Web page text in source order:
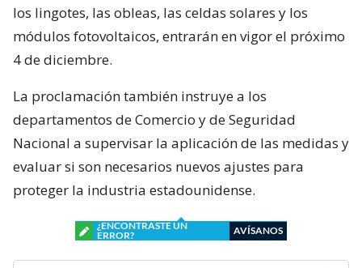
los lingotes, las obleas, las celdas solares y los
módulos fotovoltaicos, entrarán en vigor el próximo
4 de diciembre.
La proclamación también instruye a los
departamentos de Comercio y de Seguridad
Nacional a supervisar la aplicación de las medidas y
evaluar si son necesarios nuevos ajustes para
proteger la industria estadounidense.
¿ENCONTRASTE UN
ERROR?
AVÍSANOS